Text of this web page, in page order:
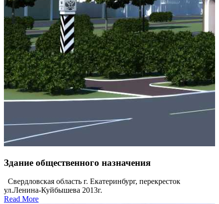
Здание общественного назначения
Свердловская область г. Екатеринбург, перекресток
ул.Ленина-Куйбышева 2013г.
Read More